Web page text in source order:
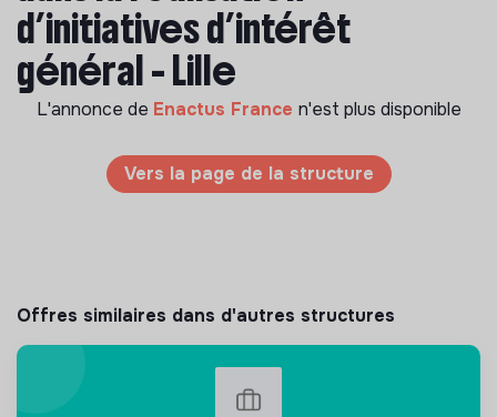
d’initiatives d’intérêt
général - Lille
L'annonce de Enactus France n'est plus disponible
Vers la page de la structure
Offres similaires dans d'autres structures